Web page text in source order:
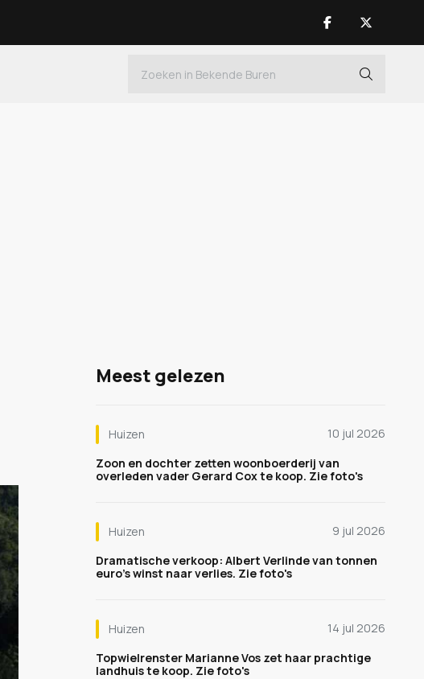
Meest gelezen
Huizen
10 jul 2026
Zoon en dochter zetten woonboerderij van
overleden vader Gerard Cox te koop. Zie foto's
Huizen
9 jul 2026
Dramatische verkoop: Albert Verlinde van tonnen
euro's winst naar verlies. Zie foto's
Huizen
14 jul 2026
Topwielrenster Marianne Vos zet haar prachtige
landhuis te koop. Zie foto's